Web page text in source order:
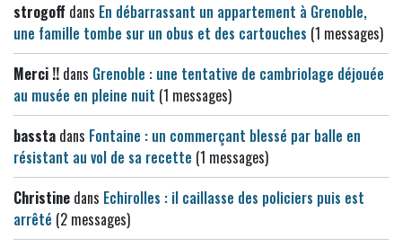
strogoff dans En débarrassant un appartement à Grenoble,
une famille tombe sur un obus et des cartouches (1 messages)
Merci !! dans Grenoble : une tentative de cambriolage déjouée
au musée en pleine nuit (1 messages)
bassta dans Fontaine : un commerçant blessé par balle en
résistant au vol de sa recette (1 messages)
Christine dans Echirolles : il caillasse des policiers puis est
arrêté (2 messages)